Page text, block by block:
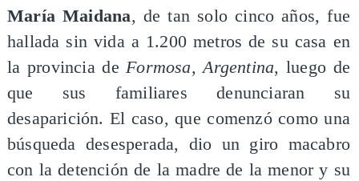
María Maidana, de tan solo cinco años, fue
hallada sin vida a 1.200 metros de su casa en
la provincia deFormosa, Argentina, luego de
que sus familiares denunciaran su
desaparición. El caso, que comenzó como una
búsqueda desesperada, dio un giro macabro
con la detención de la madre de la menor y su